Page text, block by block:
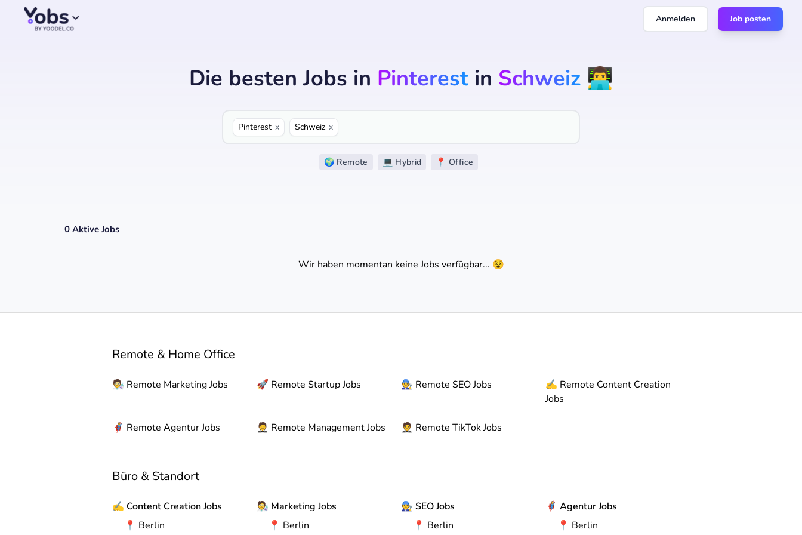
Anmelden Job posten
Die besten Jobs in Pinterestin Schweiz 👨‍💻
Pinterest x Schweiz x
🌍 Remote 💻 Hybrid 📍 Office
0 Aktive Jobs
Wir haben momentan keine Jobs verfügbar... 😵
Remote & Home Office
🧑‍🔬 Remote Marketing Jobs 🚀 Remote Startup Jobs 🧑‍🔧 Remote SEO Jobs ✍️ Remote Content Creation
Jobs
🦸 Remote Agentur Jobs 🤵 Remote Management Jobs 🤵 Remote TikTok Jobs
Büro & Standort
✍️ Content Creation Jobs
📍 Berlin
🧑‍🔬 Marketing Jobs
📍 Berlin
🧑‍🔧 SEO Jobs
📍 Berlin
🦸 Agentur Jobs
📍 Berlin